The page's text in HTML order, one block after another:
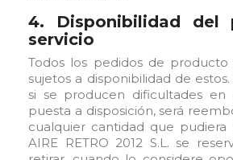
4. Disponibilidad del
servicio
Todos los pedidos de producto
sujetos a disponibilidad de
si se producen dificultades en
puesta a disposición, será
cualquier cantidad que pudiera
AIRE RETRO 2012 S.L. se